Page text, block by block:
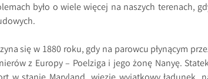
było o wiele więcej na naszych terenach,
się w 1880 roku, gdy na parowcu płynącym
z Europy – Poelziga i jego żonę Nanyę.